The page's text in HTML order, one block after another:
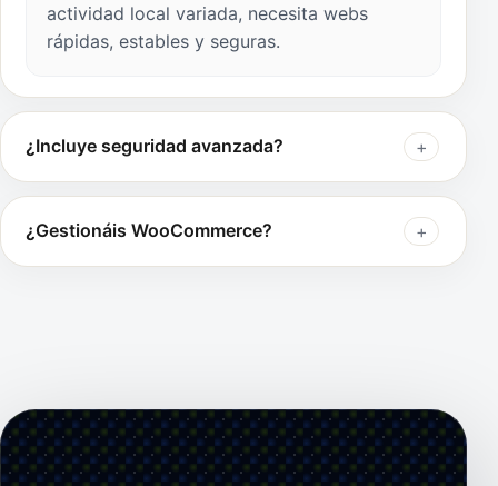
actividad local variada, necesita webs
rápidas, estables y seguras.
¿Incluye seguridad avanzada?
¿Gestionáis WooCommerce?